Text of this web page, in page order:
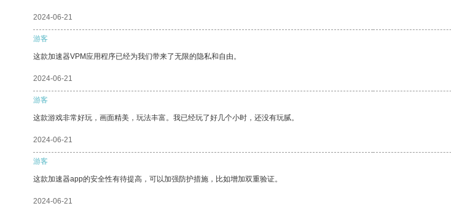
2024-06-21
游客
这款加速器VPM应用程序已经为我们带来了无限的隐私和自由。
2024-06-21
游客
这款游戏非常好玩，画面精美，玩法丰富。我已经玩了好几个小时，还没有玩腻。
2024-06-21
游客
这款加速器app的安全性有待提高，可以加强防护措施，比如增加双重验证。
2024-06-21